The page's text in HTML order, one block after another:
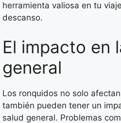
herramienta valiosa en tu
descanso.
El impacto en
general
Los ronquidos no solo
también pueden tener un
salud general. Problemas